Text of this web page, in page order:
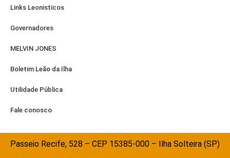
Links Leonisticos
Governadores
MELVIN JONES
Boletim Leão da Ilha
Utilidade Pública
Fale conosco
Passeio Recife, 528 – CEP 15385-000 – Ilha Solteira (SP)